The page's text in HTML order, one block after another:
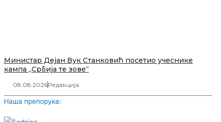
Министар Дејан Вук Станковић посетио учеснике
кампа „Србија те зове“
08.08.2026Редакција
Наша препорука: